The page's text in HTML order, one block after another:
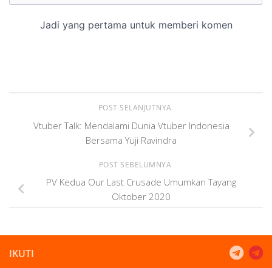
POST SELANJUTNYA
Vtuber Talk: Mendalami Dunia Vtuber Indonesia
Bersama Yuji Ravindra
POST SEBELUMNYA
PV Kedua Our Last Crusade Umumkan Tayang
Oktober 2020
IKUTI